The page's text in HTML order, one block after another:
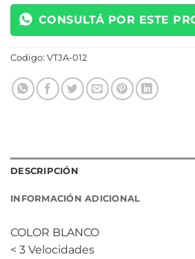
CONSULTÁ POR ESTE
Codigo: VTJA-012
DESCRIPCIÓN
INFORMACIÓN ADICIONAL
COLOR BLANCO
< 3 Velocidades